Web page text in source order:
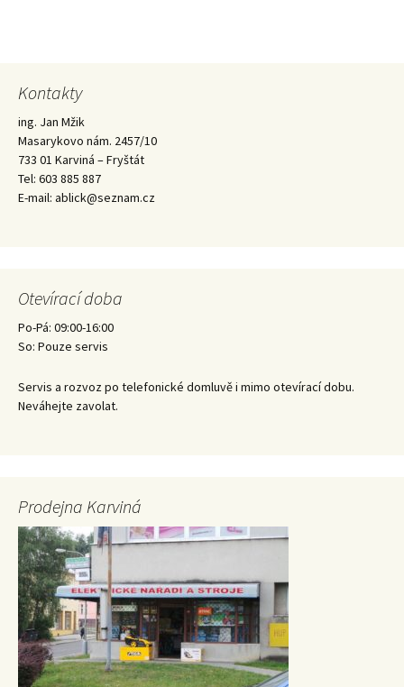
Kontakty
ing. Jan Mžik
Masarykovo nám. 2457/10
733 01 Karviná – Fryštát
Tel: 603 885 887
E-mail: ablick@seznam.cz
Otevírací doba
Po-Pá: 09:00-16:00
So: Pouze servis
Servis a rozvoz po telefonické domluvě i mimo otevírací dobu.
Neváhejte zavolat.
Prodejna Karviná